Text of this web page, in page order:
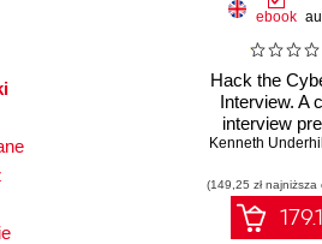
ebook
Hack the
Interview. A
interview
guide for
Kenneth Underhill
(149,25 zł